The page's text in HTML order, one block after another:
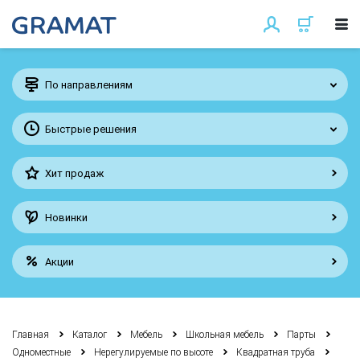
По направлениям
Быстрые решения
Хит продаж
Новинки
Акции
Главная Каталог Мебель Школьная мебель
Парты
Одноместные
Нерегулируемые по высоте
Квадратная труба